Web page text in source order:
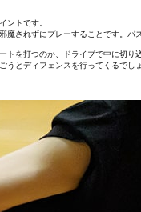
ントです。
されずにプレーすることです。
を打つのか、ドライブで中に切
とディフェンスを行ってくるで